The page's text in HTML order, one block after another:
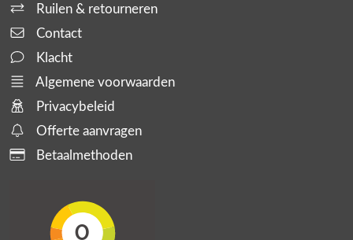
Ruilen & retourneren
Contact
Klacht
Algemene voorwaarden
Privacybeleid
Offerte aanvragen
Betaalmethoden